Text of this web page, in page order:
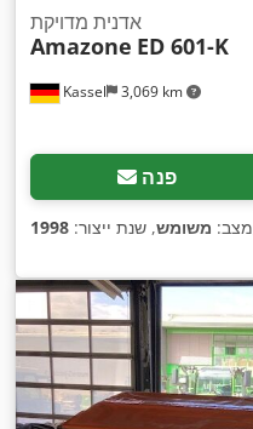
Kassel 3,069 km
אדנית מדויקת
Amazone ED 601-K
פנה
מצב: משומש, שנת ייצור: 1998